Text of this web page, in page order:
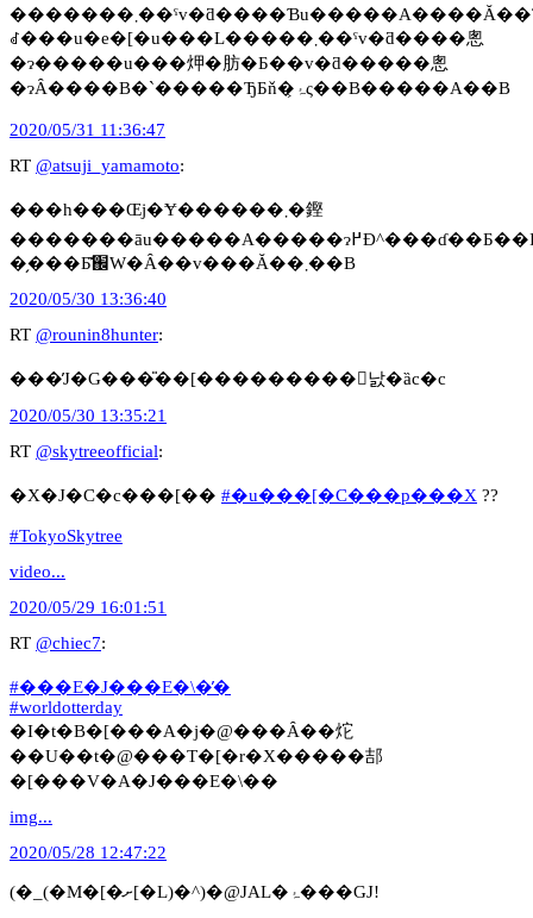
�������܂��ˁv�ƌ����Ɓu�����A����Ă��ƁI�H�v�ƃL����
ꂽ���u�e�[�u���L�����܂��ˁv�ƌ����悤
�ɂ�����u���炠�肪�Ƃ��v�ƌ�����悤
�ɂȂ����B�`�����ЂƂň�ۂ͕ς��B�����A��B
2020/05/31 11:36:47
RT @atsuji_yamamoto:
���h���Œj�Ɏ������܂�鏗
�������āu�����A�����ɂ߂Đ^���ɗ��Ƃ��I�v�Ȃǂƃh���}
�̗���Ƃ͊֌W�Ȃ��v���Ă��܂��B
2020/05/30 13:36:40
RT @rounin8hunter:
���̓J�G���̎��[���������񂾂낤�ȁc�c
2020/05/30 13:35:21
RT @skytreeofficial:
�X�J�C�c���[�� #�u���[�C���p���X ??
#TokyoSkytree
video...
2020/05/29 16:01:51
RT @chiec7:
#���E�J���E�\�̓�
#worldotterday
�I�t�B�[���A�j�@���Ȃ��炨
��U��t�@���T�[�r�X�����郆
�[���V�A�J���E�\��
img...
2020/05/28 12:47:22
(�_(�M�[�ށ[�L)�^)�@JAL�ۂ���GJ!